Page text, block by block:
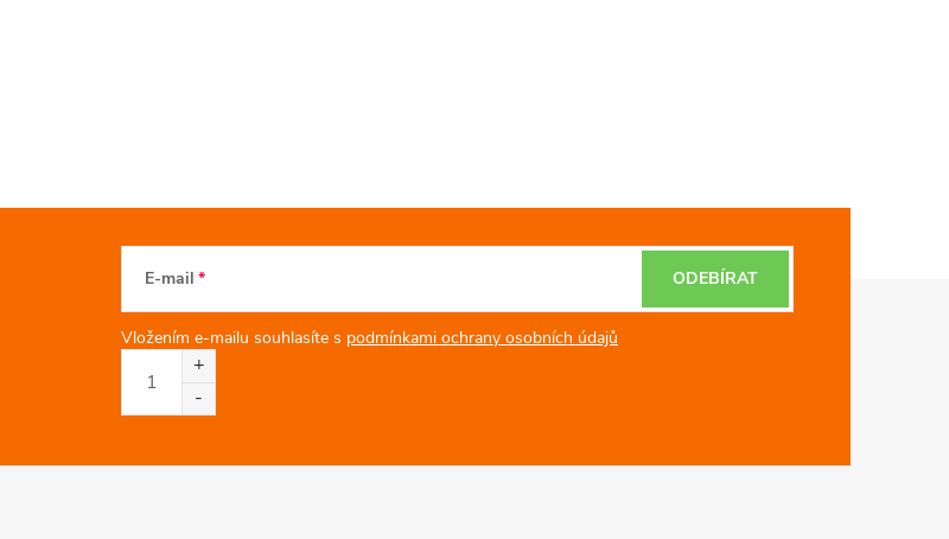
E-mail
Vložením e-mailu souhlasíte s podmínkami ochrany osobních údajů
ODEBÍRAT